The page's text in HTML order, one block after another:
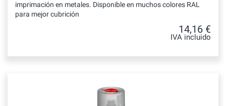
imprimación en metales. Disponible en muchos colores RAL
para mejor cubrición
14,16 €
IVA incluido